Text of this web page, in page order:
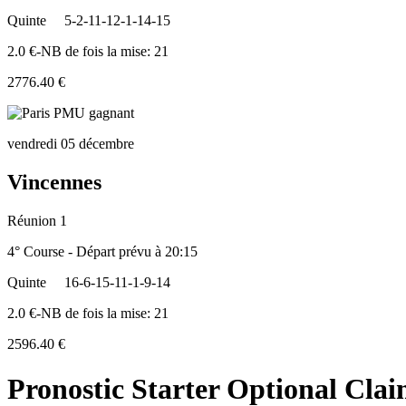
Quinte
5-2-11-12-1-14-15
2.0 €-NB de fois la mise: 21
2776.40 €
vendredi 05 décembre
Vincennes
Réunion 1
4° Course - Départ prévu à 20:15
Quinte
16-6-15-11-1-9-14
2.0 €-NB de fois la mise: 21
2596.40 €
Pronostic Starter Optional